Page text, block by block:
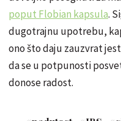
poput Flobian kapsula.
dugotrajnu upotrebu,
ono što daju zauzvrat
da se u potpunosti
donose radost.